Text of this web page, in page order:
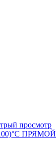
просмотр
ПРЯМОЙ